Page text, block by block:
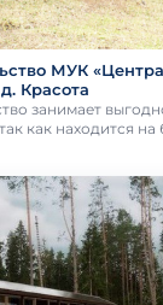
МУК
Красота
занимает
как находится на